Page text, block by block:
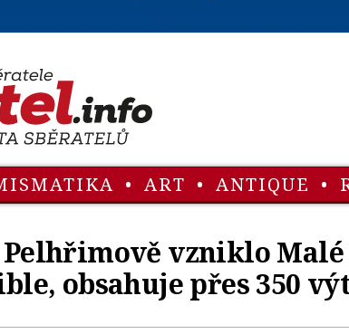
• ART • ANTIQUE •
Pelhřimově vzniklo
obsahuje přes 350